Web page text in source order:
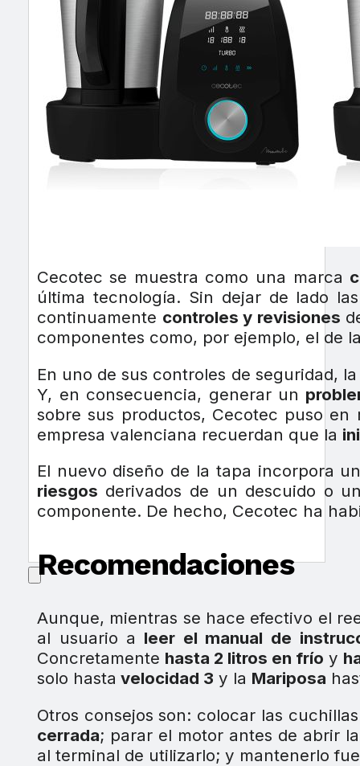
Cecotec se muestra como una marca
última tecnología. Sin dejar de lado
continuamente controles y revisiones
componentes como, por ejemplo, el de
En uno de sus controles de seguridad,
Y, en consecuencia, generar un
sobre sus productos, Cecotec puso
empresa valenciana recuerdan que la
El nuevo diseño de la tapa incorpora
riesgos derivados de un descuido o
componente. De hecho, Cecotec ha
Recomendaciones
Aunque, mientras se hace efectivo el
al usuario a leer el manual de
Concretamente hasta 2 litros en frío y
solo hasta velocidad 3 y la Mariposa
Otros consejos son: colocar las
cerrada; parar el motor antes de abrir
al terminal de utilizarlo; y mantenerlo